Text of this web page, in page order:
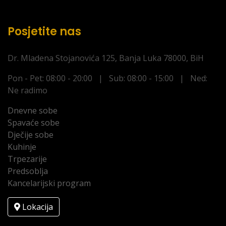
Posjetite nas
Dr. Mladena Stojanovića 125, Banja Luka 78000, BiH
Pon - Pet: 08:00 - 20:00 | Sub: 08:00 - 15:00 | Ned:
Ne radimo
Dnevne sobe
Spavaće sobe
Dječije sobe
Kuhinje
Trpezarije
Predsoblja
Kancelarijski program
Lokacija